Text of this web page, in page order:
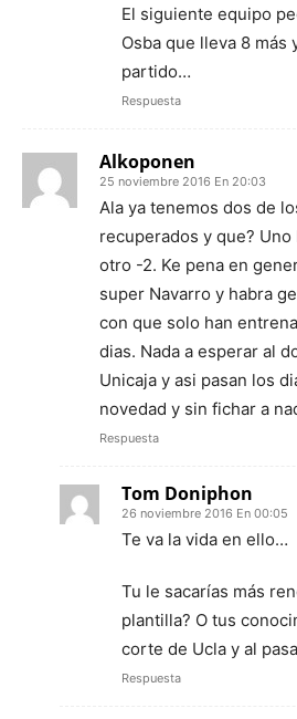
El siguiente equipo
Osba que lleva 8 más
partido…
Respuesta
Alkoponen
25 noviembre 2016 En 20:03
Ala ya tenemos dos de
recuperados y que? Uno
otro -2. Ke pena en
super Navarro y habra
con que solo han
dias. Nada a esperar al
Unicaja y asi pasan los
novedad y sin fichar a
Respuesta
Tom Doniphon
26 noviembre 2016 En 00:05
Te va la vida en ello…
Tu le sacarías más
plantilla? O tus
corte de Ucla y al
Respuesta